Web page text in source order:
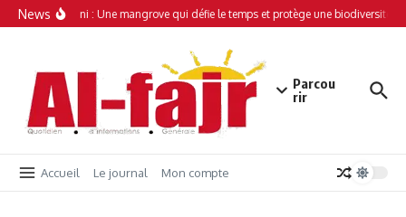
Aller au contenu
News
Simamboini : Une mangrove qui défie le temps et protège une biodiversité
Parcou
rir
Accueil Le journal Mon compte